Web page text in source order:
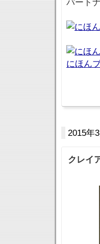
パート
にほん
2015年
クレイ